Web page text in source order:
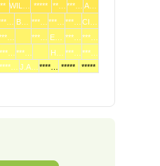
WIL… ***** **… ***…
A…
B… ***… ***… ***… CI…
***… E… ***… ***…
***… ***… H… ***… ***…
****…
J.A… ****… ***** *****